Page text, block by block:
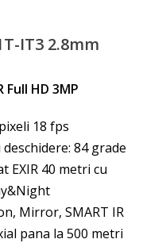
IT3 2.8mm
HD 3MP
18 fps
84 grade
EXIR 40 metri cu
Mirror, SMART IR
pana la 500 metri